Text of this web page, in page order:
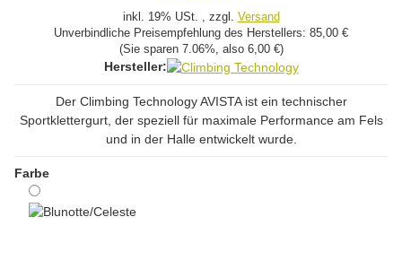
inkl. 19% USt. , zzgl. Versand
Unverbindliche Preisempfehlung des Herstellers: 85,00 €
(Sie sparen 7.06%, also 6,00 €)
Hersteller:
Der Climbing Technology AVISTA ist ein technischer
Sportklettergurt, der speziell für maximale Performance am Fels
und in der Halle entwickelt wurde.
Farbe